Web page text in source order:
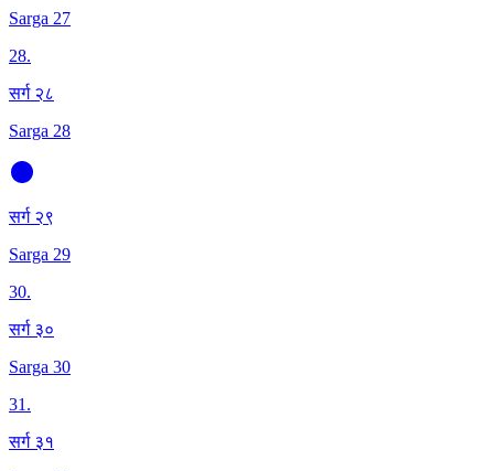
Sarga 27
28.
सर्ग २८
Sarga 28
सर्ग २९
Sarga 29
30.
सर्ग ३०
Sarga 30
31.
सर्ग ३१